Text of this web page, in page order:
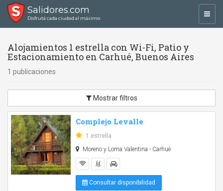
Salidores.com
Disfrutá cada ciudad al máximo
Alojamientos 1 estrella con Wi-Fi, Patio y
Estacionamiento en Carhué, Buenos Aires
1 publicaciones
Mostrar filtros
Complejo Levalle
1 estrella
Moreno y Loma Valentina - Carhué
Consultar disponibilidad